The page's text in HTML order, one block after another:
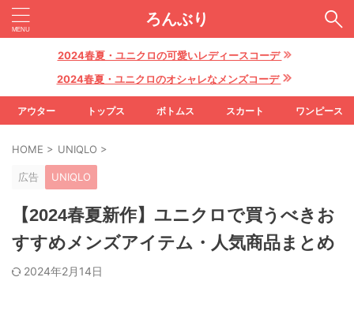
ろんぶり
2024春夏・ユニクロの可愛いレディースコーデ
2024春夏・ユニクロのオシャレなメンズコーデ
アウター トップス ボトムス スカート ワンピース
HOME > UNIQLO >
広告 UNIQLO
【2024春夏新作】ユニクロで買うべきお
すすめメンズアイテム・人気商品まとめ
2024年2月14日